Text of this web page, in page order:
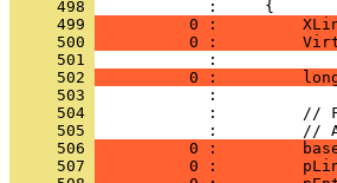
     498
     499
0 :
     500
0 :
     501
     502
0 :
     503
     504
     505
     506
0 :
     507
0 :